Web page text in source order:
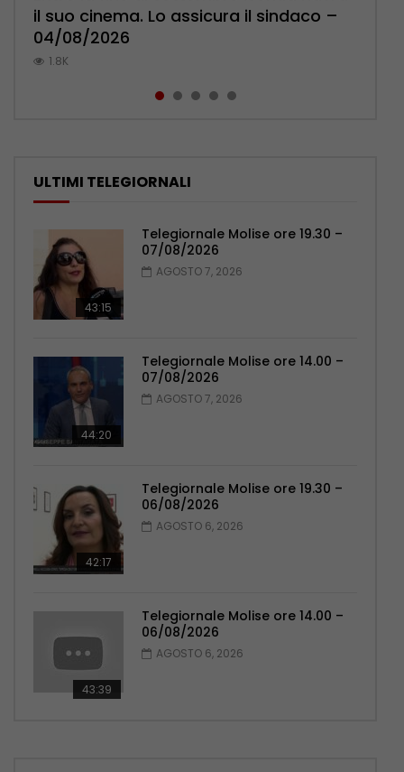
il suo cinema. Lo assicura il sindaco –
04/08/2026
1.8K
l’ambulatorio per curare l’osteoporosi
– 06/08/2026
1.1K
Pensionati: più relazioni e servizi di
prossimità – 04/08/2026
1.1K
Polizia: impegno nel rafforzare organici
– 05/08/2026
1K
pronuncia sul ricongiungimento –
06/08/2026
0.9K
ULTIMI TELEGIORNALI
43:15
Telegiornale Molise ore 19.30 –
07/08/2026
AGOSTO 7, 2026
44:20
Telegiornale Molise ore 14.00 –
07/08/2026
AGOSTO 7, 2026
42:17
Telegiornale Molise ore 19.30 –
06/08/2026
AGOSTO 6, 2026
43:39
Telegiornale Molise ore 14.00 –
06/08/2026
AGOSTO 6, 2026